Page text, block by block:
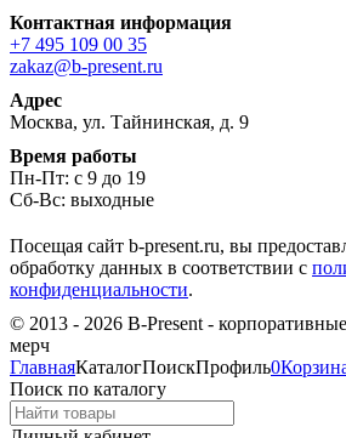
Контактная информация
+7 495 109 00 35
zakaz@b-present.ru
Адрес
Москва, ул. Тайнинская, д. 9
Время работы
Пн-Пт: с 9 до 19
Сб-Вс: выходные
Посещая сайт b-present.ru, вы
обработку данных в соответствии с
конфиденциальности.
© 2013 - 2026 B-Present -
мерч
ГлавнаяКаталогПоискПрофиль0
Поиск по каталогу